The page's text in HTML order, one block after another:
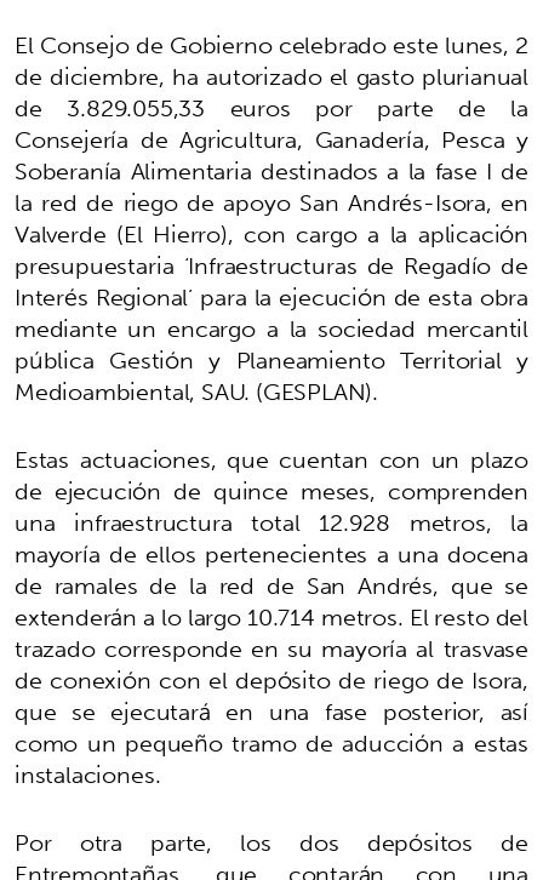
El Consejo de Gobierno celebrado este lunes, 2
de diciembre, ha autorizado el gasto plurianual
de 3.829.055,33 euros por parte de la
Consejería de Agricultura, Ganadería, Pesca y
Soberanía Alimentaria destinados a la fase I de
la red de riego de apoyo San Andrés-Isora, en
Valverde (El Hierro), con cargo a la aplicación
presupuestaria ‘Infraestructuras de Regadío de
Interés Regional’ para la ejecución de esta obra
mediante un encargo a la sociedad mercantil
pública Gestión y Planeamiento Territorial y
Medioambiental, SAU. (GESPLAN).
Estas actuaciones, que cuentan con un plazo
de ejecución de quince meses, comprenden
una infraestructura total 12.928 metros, la
mayoría de ellos pertenecientes a una docena
de ramales de la red de San Andrés, que se
extenderán a lo largo 10.714 metros. El resto del
trazado corresponde en su mayoría al trasvase
de conexión con el depósito de riego de Isora,
que se ejecutará en una fase posterior, así
como un pequeño tramo de aducción a estas
instalaciones.
Por otra parte, los dos depósitos de